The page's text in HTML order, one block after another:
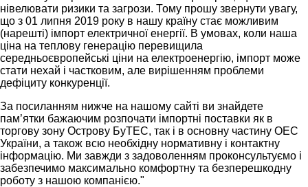
нівелювати ризики та загрози. Тому прошу звернути увагу,
що з 01 липня 2019 року в нашу країну стає можливим
(нарешті) імпорт електричної енергії. В умовах, коли наша
ціна на теплову генерацію перевищила
середньоєвропейські ціни на електроенергію, імпорт може
стати нехай і частковим, але вирішенням проблеми
дефіциту конкуренції.
За посиланням нижче на нашому сайті ви знайдете
пам’ятки бажаючим розпочати імпортні поставки як в
торгову зону Острову БуТЕС, так і в основну частину ОЕС
України, а також всю необхідну нормативну і контактну
інформацію. Ми завжди з задоволенням проконсультуємо і
забезпечимо максимально комфортну та безперешкодну
роботу з нашою компанією."